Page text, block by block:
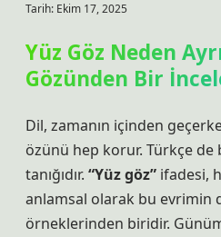
Tarih: Ekim 17, 2025
Yüz Göz Neden
Gözünden Bir
Dil, zamanın içinden
özünü hep korur. Türkçe
tanığıdır. “Yüz göz” ifadesi,
anlamsal olarak bu evrimin
örneklerinden biridir.